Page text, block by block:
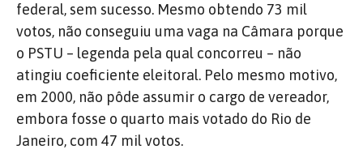
federal, sem sucesso. Mesmo obtendo 73 mil
votos, não conseguiu uma vaga na Câmara porque
o PSTU – legenda pela qual concorreu – não
atingiu coeficiente eleitoral. Pelo mesmo motivo,
em 2000, não pôde assumir o cargo de vereador,
embora fosse o quarto mais votado do Rio de
Janeiro, com 47 mil votos.